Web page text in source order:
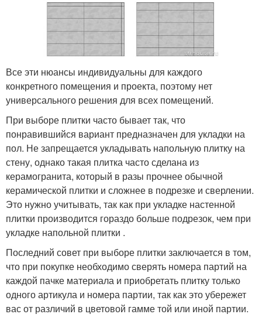
Все эти нюансы индивидуальны для каждого
конкретного помещения и проекта, поэтому нет
универсального решения для всех помещений.
При выборе плитки часто бывает так, что
понравившийся вариант предназначен для укладки на
пол. Не запрещается укладывать напольную плитку на
стену, однако такая плитка часто сделана из
керамогранита, который в разы прочнее обычной
керамической плитки и сложнее в подрезке и сверлении.
Это нужно учитывать, так как при укладке настенной
плитки производится гораздо больше подрезок, чем при
укладке напольной плитки .
Последний совет при выборе плитки заключается в том,
что при покупке необходимо сверять номера партий на
каждой пачке материала и приобретать плитку только
одного артикула и номера партии, так как это убережет
вас от различий в цветовой гамме той или иной партии.